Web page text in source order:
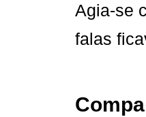
Agia-se
falas